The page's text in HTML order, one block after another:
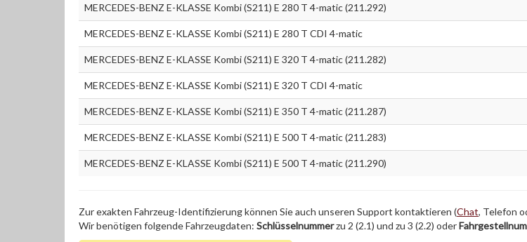
MERCEDES-BENZ E-KLASSE Kombi (S211) E 280 T 4-matic (211.292)
MERCEDES-BENZ E-KLASSE Kombi (S211) E 280 T CDI 4-matic
MERCEDES-BENZ E-KLASSE Kombi (S211) E 320 T 4-matic (211.282)
MERCEDES-BENZ E-KLASSE Kombi (S211) E 320 T CDI 4-matic
MERCEDES-BENZ E-KLASSE Kombi (S211) E 350 T 4-matic (211.287)
MERCEDES-BENZ E-KLASSE Kombi (S211) E 500 T 4-matic (211.283)
MERCEDES-BENZ E-KLASSE Kombi (S211) E 500 T 4-matic (211.290)
Zur exakten Fahrzeug-Identifizierung können Sie auch unseren Support kontaktieren (Chat, Telefon
Wir benötigen folgende Fahrzeugdaten: Schlüsselnummerzu 2 (2.1) und zu 3 (2.2) oder